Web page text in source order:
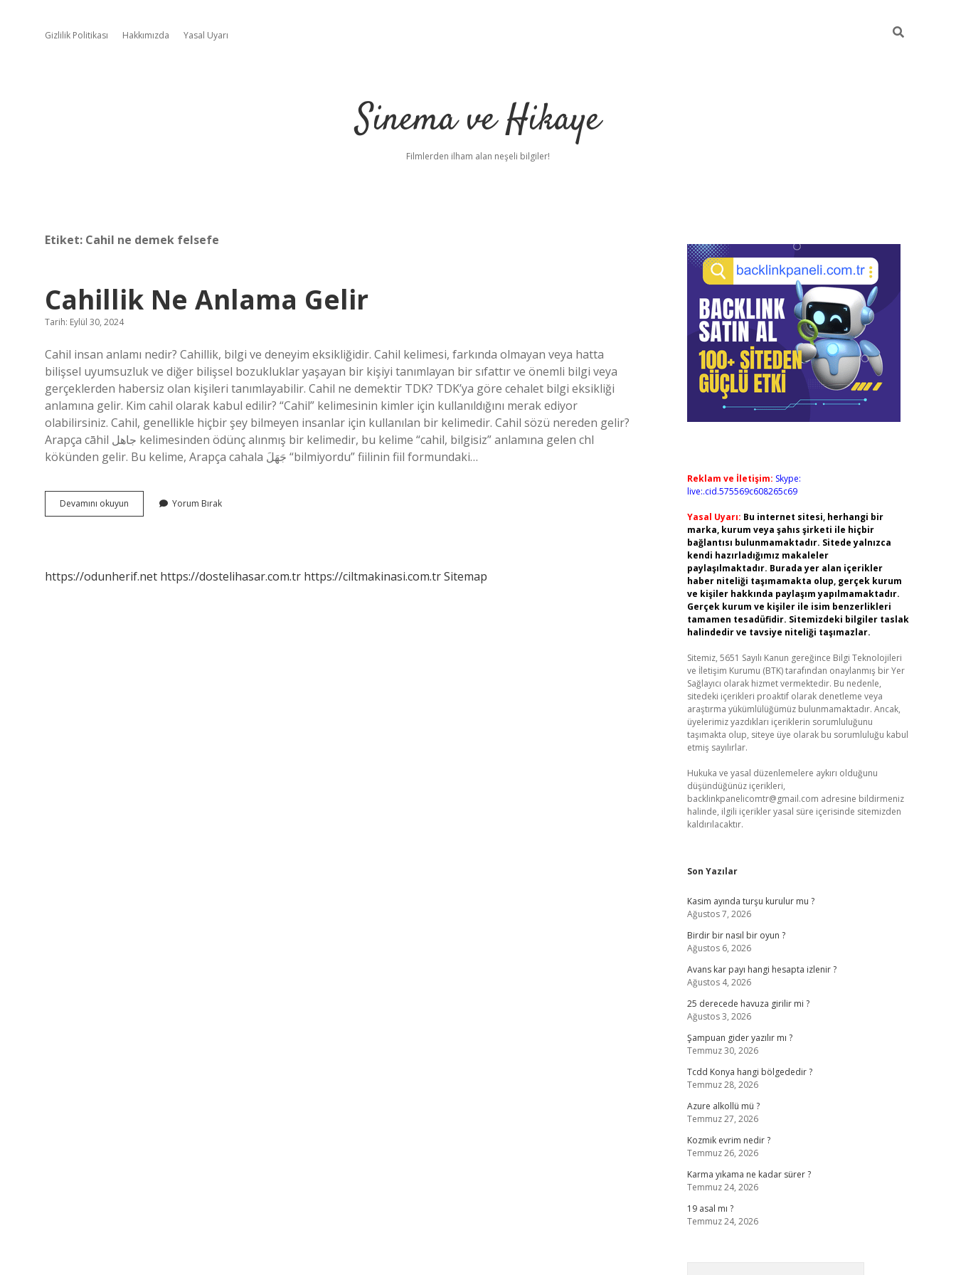
Gizlilik Politikası Hakkımızda Yasal Uyarı
Sinema ve Hikaye
Filmlerden ilham alan neşeli bilgiler!
Etiket: Cahil ne demek felsefe
Cahillik Ne Anlama Gelir
Tarih: Eylül 30, 2024
Cahil insan anlamı nedir? Cahillik, bilgi ve deneyim eksikliğidir. Cahil kelimesi, farkında olmayan veya hatta
bilişsel uyumsuzluk ve diğer bilişsel bozukluklar yaşayan bir kişiyi tanımlayan bir sıfattır ve önemli bilgi veya
gerçeklerden habersiz olan kişileri tanımlayabilir. Cahil ne demektir TDK? TDK’ya göre cehalet bilgi eksikliği
anlamına gelir. Kim cahil olarak kabul edilir? “Cahil” kelimesinin kimler için kullanıldığını merak ediyor
olabilirsiniz. Cahil, genellikle hiçbir şey bilmeyen insanlar için kullanılan bir kelimedir. Cahil sözü nereden gelir?
Arapça cāhil جاهل kelimesinden ödünç alınmış bir kelimedir, bu kelime “cahil, bilgisiz” anlamına gelen chl
kökünden gelir. Bu kelime, Arapça cahala جَهَلَ “bilmiyordu” fiilinin fiil formundaki…
Devamını okuyun
Ne
Yorum Bırak
https://odunherif.net https://dostelihasar.com.tr https://ciltmakinasi.com.trSitemap
Sidebar
Reklam ve İletişim: Skype:
live:.cid.575569c608265c69
Yasal Uyarı: Bu internet sitesi, herhangi bir
marka, kurum veya şahıs şirketi ile hiçbir
bağlantısı bulunmamaktadır. Sitede yalnızca
kendi hazırladığımız makaleler
paylaşılmaktadır. Burada yer alan içerikler
haber niteliği taşımamakta olup, gerçek kurum
ve kişiler hakkında paylaşım yapılmamaktadır.
Gerçek kurum ve kişiler ile isim benzerlikleri
tamamen tesadüfidir. Sitemizdeki bilgiler taslak
halindedir ve tavsiye niteliği taşımazlar.
Sitemiz, 5651 Sayılı Kanun gereğince Bilgi Teknolojileri
ve İletişim Kurumu (BTK) tarafından onaylanmış bir Yer
Sağlayıcı olarak hizmet vermektedir. Bu nedenle,
sitedeki içerikleri proaktif olarak denetleme veya
araştırma yükümlülüğümüz bulunmamaktadır. Ancak,
üyelerimiz yazdıkları içeriklerin sorumluluğunu
taşımakta olup, siteye üye olarak bu sorumluluğu kabul
etmiş sayılırlar.
Hukuka ve yasal düzenlemelere aykırı olduğunu
düşündüğünüz içerikleri,
backlinkpanelicomtr@gmail.com adresine bildirmeniz
halinde, ilgili içerikler yasal süre içerisinde sitemizden
kaldırılacaktır.
Son Yazılar
Kasim ayında turşu kurulur mu ?
Ağustos 7, 2026
Birdir bir nasıl bir oyun ?
Ağustos 6, 2026
Avans kar payı hangi hesapta izlenir ?
Ağustos 4, 2026
25 derecede havuza girilir mi ?
Ağustos 3, 2026
Şampuan gider yazılır mı ?
Temmuz 30, 2026
Tcdd Konya hangi bölgededir ?
Temmuz 28, 2026
Azure alkollü mü ?
Temmuz 27, 2026
Kozmik evrim nedir ?
Temmuz 26, 2026
Karma yıkama ne kadar sürer ?
Temmuz 24, 2026
19 asal mı ?
Temmuz 24, 2026